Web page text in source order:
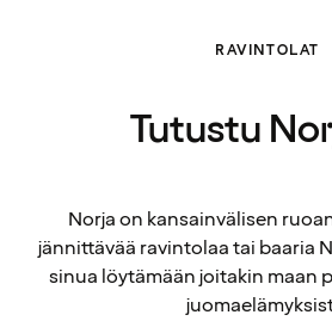
RAVINTOLAT
Tutustu
Norja on kansainvälisen
jännittävää ravintolaa tai baaria
sinua löytämään joitakin maan